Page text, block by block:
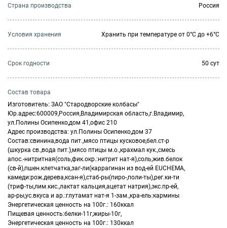
Страна производства Россия
Условия хранения Хранить при температуре от 0°С до +6°С
Cрок годности 50 сут
Состав товара
Изготовитель: ЗАО "Стародворские колбасы"
Юр.адрес:600009,Россия,Владимирская область,г.Владимир,
ул.Полины Осипенко,дом 41,офис 210
Адрес производства: ул.Полины Осипенко,дом 37
Состав:свинина,вода пит.,мясо птицы кусковое,бел.ст-р
(шкурка св.,вода пит.),мясо птицы м.о.,крахмал кук.,смесь
апос.-нитритная(соль,фик.окр.:нитрит нат-я),соль,жив.белок
(св-й),пшен.клетчатка,заг-ли(каррагинан из вод-ей EUCHEMA,
камеди:рож.дерева,ксан-я),стаб-ры(пиро-,поли-ты),рег.ки-ти
(триф-ты,лим.кис.,лактат кальция,ацетат натрия),экс.пр-ей,
ар-ры,ус.вкуса и ар.:глутамат нат-я 1-зам.,кра-ель:кармины
Энергетическая ценность на 100г.: 160ккал
Пищевая ценность:белки-11г,жиры-10г,
Энергетическая ценность на 100г.: 130ккал